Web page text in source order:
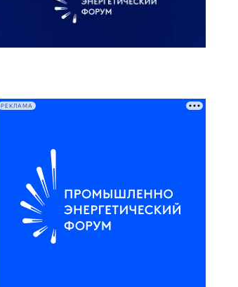
РЕКЛАМА